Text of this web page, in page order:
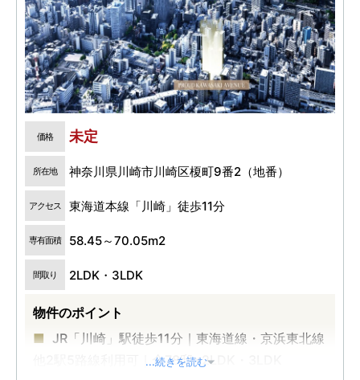
価格 未定
所在地 神奈川県川崎市川崎区榎町9番2（地番）
アクセス 東海道本線「川崎」徒歩11分
専有面積 58.45～70.05m2
間取り 2LDK・3LDK
物件のポイント
JR「川崎」駅徒歩11分｜東海道線・京浜東北線
他2駅5路線利用可｜全78邸×2LDK・3LDK
...続きを読む